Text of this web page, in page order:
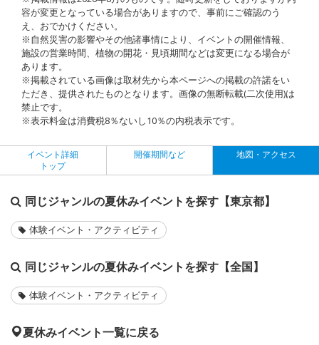
容が変更となっている場合がありますので、事前にご確認のう
え、おでかけください。
※自然災害の影響やその他諸事情により、イベントの開催情報、
施設の営業時間、植物の開花・見頃期間などは変更になる場合が
あります。
※掲載されている画像は取材先から本ページへの掲載の許諾をい
ただき、提供されたものとなります。画像の無断転載(二次使用)は
禁止です。
※表示料金は消費税8％ないし10％の内税表示です。
イベント詳細
トップ
開催期間など 地図・アクセス
同じジャンルの夏休みイベントを探す【東京都】
体験イベント・アクティビティ
同じジャンルの夏休みイベントを探す【全国】
体験イベント・アクティビティ
夏休みイベント一覧に戻る